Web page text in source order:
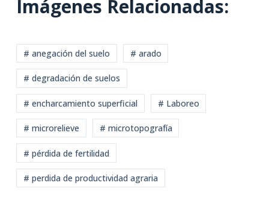
Imágenes Relacionadas:
# anegación del suelo # arado
# degradación de suelos
# encharcamiento superficial # Laboreo
# microrelieve # microtopografía
# pérdida de fertilidad
# perdida de productividad agraria